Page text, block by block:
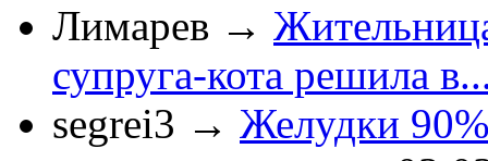
Лимарев →
супруга-кота решила
segrei3 → Желудки